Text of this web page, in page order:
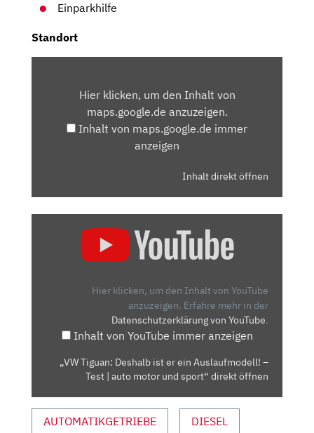
Einparkhilfe
Standort
MAPS.GOOGLE.DEHier klicken, um den Inhalt von
maps.google.de anzuzeigen.
Inhalt von maps.google.de immer
anzeigen
Inhalt direkt öffnen
AUSLAUFMODELL!
MOTOR
UND
Hier klicken, um den Inhalt von YouTube
anzuzeigen. Erfahre mehr in der
Datenschutzerklärung von YouTube.
Inhalt von YouTube immer anzeigen
„VW Tiguan: Deshalb ist er ein Auslaufmodell! –
Test | auto motor und sport“ direkt öffnen
AUTOMATIKGETRIEBE DIESEL